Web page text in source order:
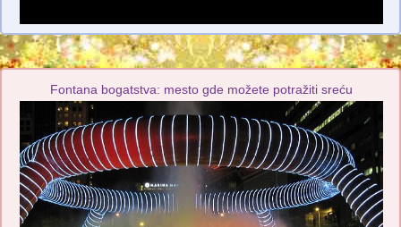
Fontana bogatstva: mesto gde možete potražiti sreću